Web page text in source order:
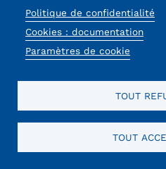
simple et saisissez le
saisissez 4.
Cette question sert à vérifier
humain ou non afin d'éviter
Politique de confidentialité
Cookies : documentation
Paramètres de cookie
TOUT
TOUT